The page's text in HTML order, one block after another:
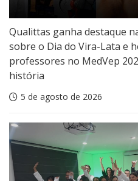
Qualittas ganha destaque
sobre o Dia do Vira-Lata e
professores no MedVep
história
5 de agosto de 2026